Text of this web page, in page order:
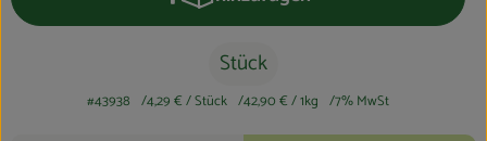
Stück
#43938 4,29 €/ Stück 42,90 €/ 1kg 7% MwSt